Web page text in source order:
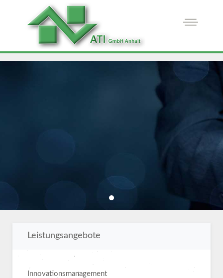
Leistungsangebote
Innovationsmanagement